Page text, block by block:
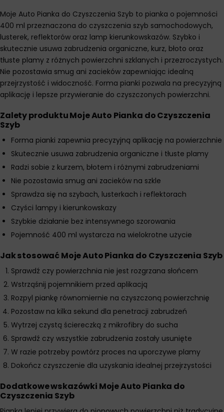
Moje Auto Pianka do Czyszczenia Szyb to pianka o pojemności
400 ml przeznaczona do czyszczenia szyb samochodowych,
lusterek, reflektorów oraz lamp kierunkowskazów. Szybko i
skutecznie usuwa zabrudzenia organiczne, kurz, błoto oraz
tłuste plamy z różnych powierzchni szklanych i przezroczystych.
Nie pozostawia smug ani zacieków zapewniając idealną
przejrzystość i widoczność. Forma pianki pozwala na precyzyjną
aplikację i lepsze przywieranie do czyszczonych powierzchni.
Zalety produktu Moje Auto Pianka do Czyszczenia
Szyb
Forma pianki zapewnia precyzyjną aplikację na powierzchnie
Skutecznie usuwa zabrudzenia organiczne i tłuste plamy
Radzi sobie z kurzem, błotem i różnymi zabrudzeniami
Nie pozostawia smug ani zacieków na szkle
Sprawdza się na szybach, lusterkach i reflektorach
Czyści lampy i kierunkowskazy
Szybkie działanie bez intensywnego szorowania
Pojemność 400 ml wystarcza na wielokrotne użycie
Jak stosować Moje Auto Pianka do Czyszczenia Szyb
Sprawdź czy powierzchnia nie jest rozgrzana słońcem
Wstrząśnij pojemnikiem przed aplikacją
Rozpyl piankę równomiernie na czyszczoną powierzchnię
Pozostaw na kilka sekund dla penetracji zabrudzeń
Wytrzej czystą ściereczką z mikrofibry do sucha
Sprawdź czy wszystkie zabrudzenia zostały usunięte
W razie potrzeby powtórz proces na uporczywe plamy
Dokończ czyszczenie dla uzyskania idealnej przejrzystości
Dodatkowe wskazówki Moje Auto Pianka do
Czyszczenia Szyb